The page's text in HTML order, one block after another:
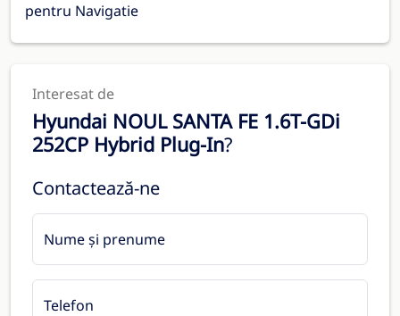
pentru Navigatie
Interesat de
Hyundai NOUL SANTA FE 1.6T-GDi
252CP Hybrid Plug-In?
Contactează-ne
Nume și prenume
Telefon